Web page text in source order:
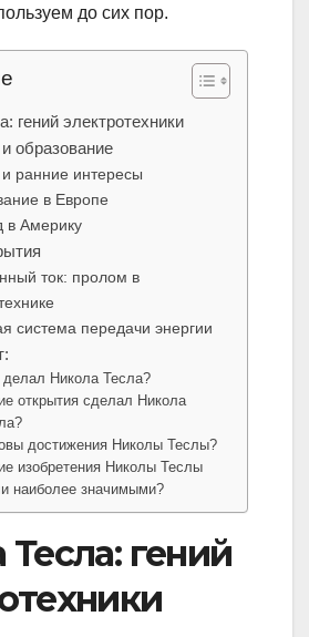
до сих пор.
гений электротехники
образование
и ранние интересы
в Европе
в Америку
ток: пролом в
система передачи энергии
делал Никола Тесла?
открытия сделал Никола
достижения Николы Теслы?
изобретения Николы Теслы
наиболее значимыми?
гений